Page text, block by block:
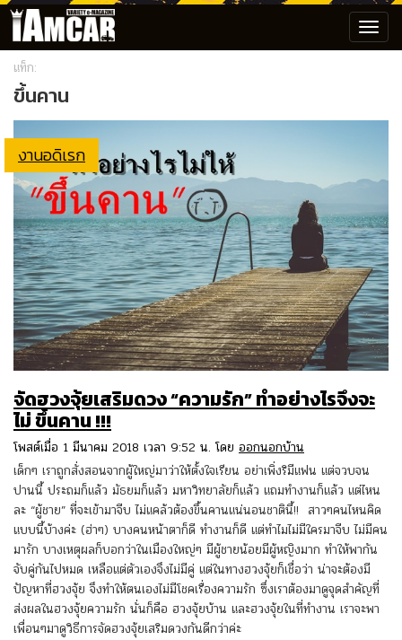
แท็ก:
ขึ้นคาน
งานอดิเรก
จัดฮวงจุ้ยเสริมดวง “ความรัก” ทำอย่างไรจึงจะ
ไม่ ขึ้นคาน !!!
โพสต์เมื่อ 1 มีนาคม 2018 เวลา 9:52 น. โดย ออกนอกบ้าน
เด็กๆ เราถูกสั่งสอนจากผู้ใหญ่มาว่าให้ตั้งใจเรียน อย่าเพิ่งริมีแฟน แต่จวบจน
ปานนี้ ประถมก็แล้ว มัธยมก็แล้ว มหาวิทยาลัยก็แล้ว แถมทำงานก็แล้ว แต่ไหน
ละ “ผู้ชาย” ที่จะเข้ามาจีบ ไม่แคล้วต้องขึ้นคานแน่นอนชาตินี้!! สาวๆคนไหนคิด
แบบนี้บ้างค่ะ (ฮ่าๆ) บางคนหน้าตาก็ดี ทำงานก็ดี แต่ทำไมไม่มีใครมาจีบ ไม่มีคน
มารัก บางเหตุผลก็บอกว่าในเมืองใหญ่ๆ มีผู้ชายน้อยมีผู้หญิงมาก ทำให้พากัน
จับคู่กันไปหมด เหลือแต่ตัวเองจึงไม่มีคู่ แต่ในทางฮวงจุ้ยก็เชื่อว่า น่าจะต้องมี
ปัญหาที่ฮวงจุ้ย จึงทำให้ตนเองไม่มีโชคเรื่องความรัก ซึ่งเราต้องมาดูจุดสำคัญที่
ส่งผลในฮวงจุ้ยความรัก นั่นก็คือ ฮวงจุ้ยบ้าน และฮวงจุ้ยในที่ทำงาน เราจะพา
เพื่อนๆมาดูวิธีการจัดฮวงจุ้ยเสริมดวงกันดีกว่าค่ะ